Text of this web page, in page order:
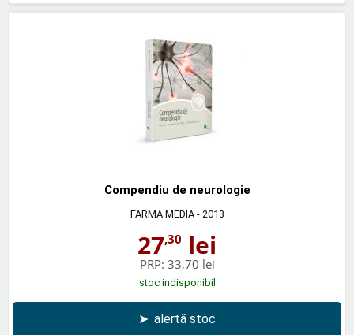
Compendiu de neurologie
FARMA MEDIA- 2013
27,30 lei
PRP: 33,70 lei
stoc indisponibil
➤ alertă stoc